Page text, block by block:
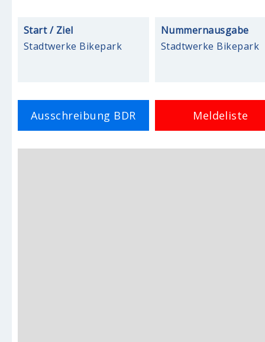
Start / Ziel
Stadtwerke Bikepark
Nummernausgabe
Stadtwerke Bikepark
Ausschreibung BDR Meldeliste